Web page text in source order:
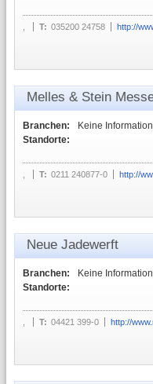
T: 035200 24758 http://
Melles & Stein
Branchen:
Keine Information
Standorte:
T: 0211 240877-0 http://
Neue Jadewerft
Branchen:
Keine Information
Standorte:
T: 04421 399-0 http://